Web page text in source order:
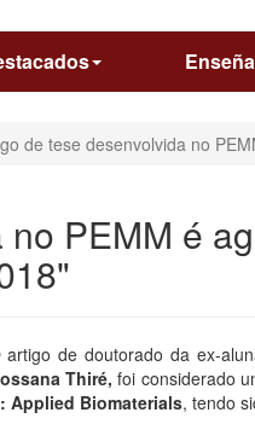
de tese desenvolvida no
PEMM é
artigo de doutorado da ex-
Thiré, foi considerado
Applied Biomaterials, tendo